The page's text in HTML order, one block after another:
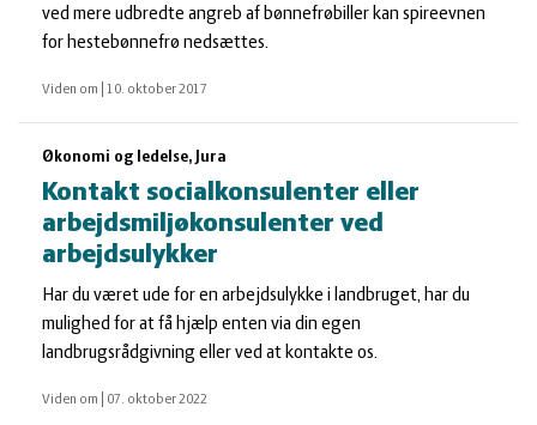
ved mere udbredte angreb af bønnefrøbiller kan spireevnen
for hestebønnefrø nedsættes.
Viden om 10. oktober 2017
Økonomi og ledelse, Jura
Kontakt socialkonsulenter eller
arbejdsmiljøkonsulenter ved
arbejdsulykker
Har du været ude for en arbejdsulykke i landbruget, har du
mulighed for at få hjælp enten via din egen
landbrugsrådgivning eller ved at kontakte os.
Viden om 07. oktober 2022